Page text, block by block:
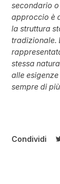
secondario
approccio è
la struttura
tradizionale.
stessa
alle
sempre di
Condividi